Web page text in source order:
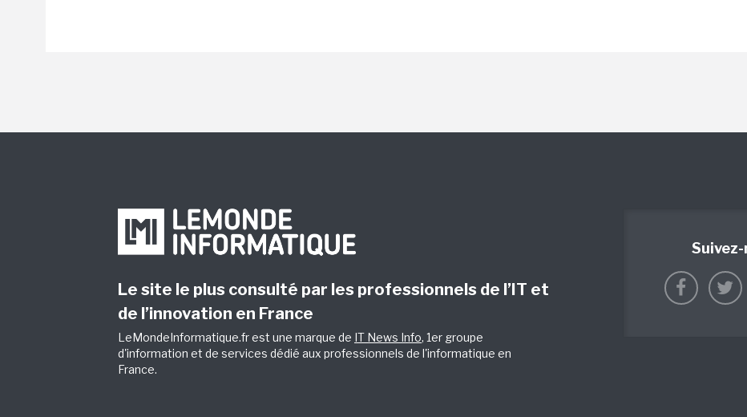
Le site le plus consulté par les professionnels de l’IT et
de l’innovation en France
LeMondeInformatique.fr est une marque de IT News Info, 1er groupe
d'information et de services dédié aux professionnels de l'informatique en
France.